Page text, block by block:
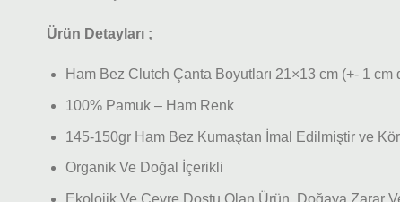
Ürün Detayları ;
Ham Bez Clutch Çanta Boyutları 21×13 cm (+- 1
100% Pamuk – Ham Renk
145-150gr Ham Bez Kumaştan İmal Edilmiştir ve
Organik Ve Doğal İçerikli
Ekolojik Ve Çevre Dostu Olan Ürün, Doğaya Zarar